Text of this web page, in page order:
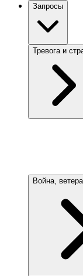
Запросы
Тревога и
Война,